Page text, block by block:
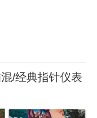
/经典指针仪表